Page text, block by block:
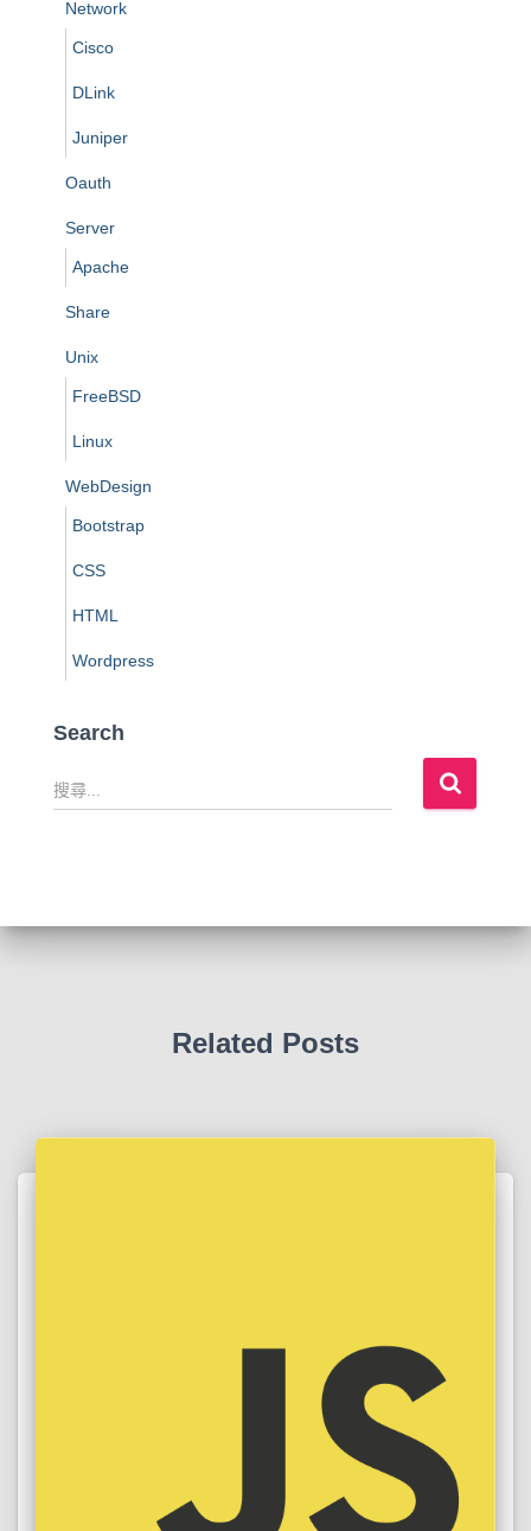
Network
Cisco
DLink
Juniper
Oauth
Server
Apache
Share
Unix
FreeBSD
Linux
WebDesign
Bootstrap
CSS
HTML
Wordpress
Search
搜
尋
Related Posts